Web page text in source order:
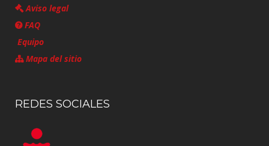
Aviso legal
FAQ
Equipo
Mapa del sitio
REDES SOCIALES